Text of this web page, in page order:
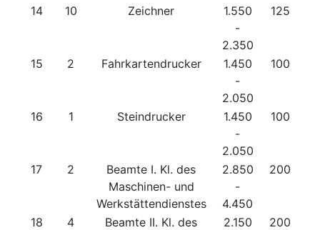
14 10 Zeichner
1.550
-
2.350
125
15 2 Fahrkartendrucker
1.450
-
2.050
100
16 1 Steindrucker
1.450
-
2.050
100
17 2
Beamte I. Kl. des
Maschinen- und
Werkstättendienstes
2.850
-
4.450
200
18 4
Beamte II. Kl. des
2.150
200